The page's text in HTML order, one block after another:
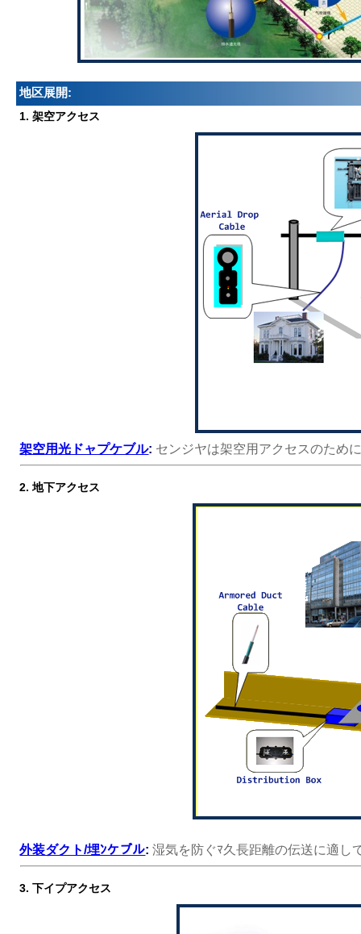
地区展開:
1. 架空アクセス
架空用光ドャプケブル: センジヤは架空用アクセスのため
2. 地下アクセス
外装ダクト/埋ﾝケブル:湿気を防ぐﾏ久長距離の伝送に適し
3. 下イプアクセス